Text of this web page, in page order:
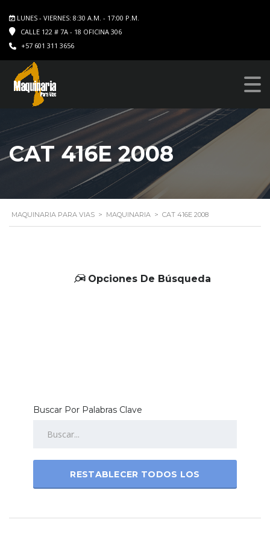
LUNES - VIERNES: 8:30 A.M. - 17:00 P.M.
CALLE 122 # 7A - 18 OFICINA 306
+57 601 311 3656
CAT 416E 2008
MAQUINARIA PARA VIAS > MAQUINARIA > CAT 416E 2008
Opciones De Búsqueda
Buscar Por Palabras Clave
RESTABLECER TODOS LOS